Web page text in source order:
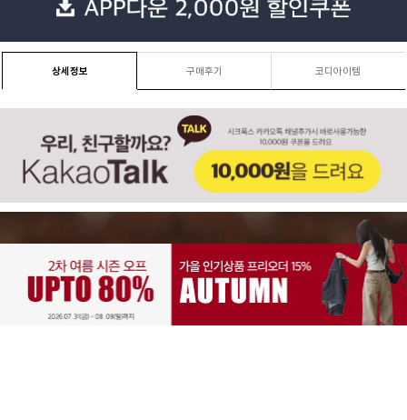
상세정보 구매후기 코디아이템